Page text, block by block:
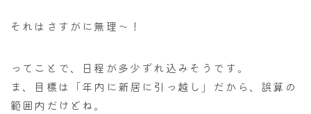
それはさすがに無理～！
ってことで、日程が多少ずれ込みそうです。
ま、目標は「年内に新居に引っ越し」だから、誤算の
範囲内だけどね。